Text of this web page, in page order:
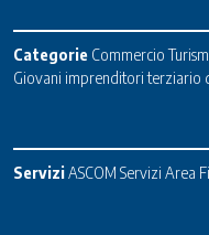
Categorie Commercio
Giovani imprenditori terziario
ServiziASCOM Servizi Area